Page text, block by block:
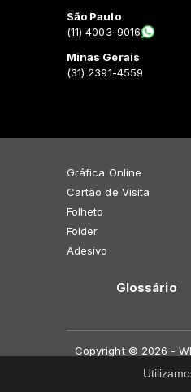
São Paulo
(11) 4003-9016
Minas Gerais
(31) 2391-4559
Gráfica Online
Cartão de Visita
Folheto
Folder
Adesivo
Glossário
Copyright © 2026 -